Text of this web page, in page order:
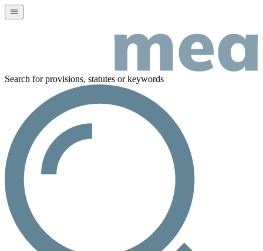
Search for provisions, statutes or keywords